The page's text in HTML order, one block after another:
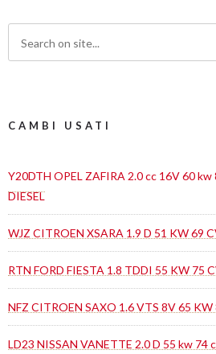
CAMBI USATI
Y20DTH OPEL ZAFIRA 2.0 cc 16V 60 kw
DIESEL
WJZ CITROEN XSARA 1.9 D 51 KW 69
RTN FORD FIESTA 1.8 TDDI 55 KW 75
NFZ CITROEN SAXO 1.6 VTS 8V 65 KW
LD23 NISSAN VANETTE 2.0 D 55 kw 74